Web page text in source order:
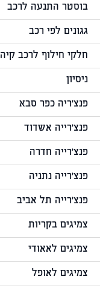
בוסטר התנעה לרכב
גגונים לפי רכב
חלקי חילוף לרכב קיה
ניסיון
פנצ'ריה כפר סבא
פנצ'רייה אשדוד
פנצ'רייה חדרה
פנצ'רייה נתניה
פנצ'רייה תל אביב
צמיגים בקריות
צמיגים לאאודי
צמיגים לאופל